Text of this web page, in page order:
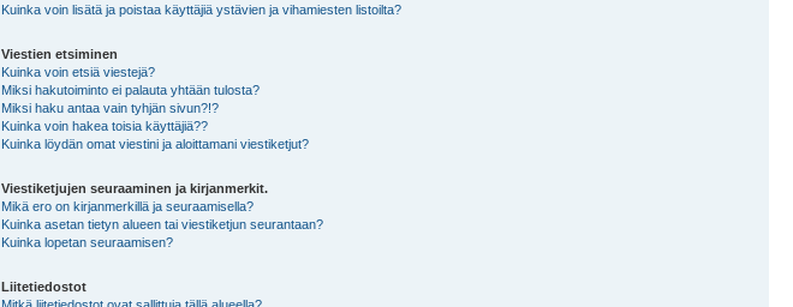
Kuinka voin lisätä ja poistaa käyttäjiä ystävien ja vihamiesten listoilta?
Viestien etsiminen
Kuinka voin etsiä viestejä?
Miksi hakutoiminto ei palauta yhtään tulosta?
Miksi haku antaa vain tyhjän sivun?!?
Kuinka voin hakea toisia käyttäjiä??
Kuinka löydän omat viestini ja aloittamani viestiketjut?
Viestiketjujen seuraaminen ja kirjanmerkit.
Mikä ero on kirjanmerkillä ja seuraamisella?
Kuinka asetan tietyn alueen tai viestiketjun seurantaan?
Kuinka lopetan seuraamisen?
Liitetiedostot
Mitkä liitetiedostot ovat sallittuja tällä alueella?